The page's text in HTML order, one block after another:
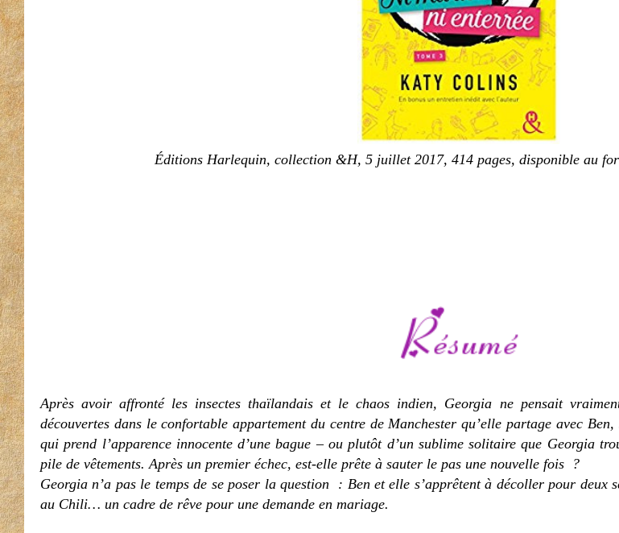
Éditions Harlequin, collection &H, 5 juillet 2017, 414 pages, disponible au
Après avoir affronté les insectes thaïlandais et le chaos indien, Georgia ne pensait
découvertes dans le confortable appartement du centre de Manchester qu’elle partage avec
qui prend l’apparence innocente d’une bague – ou plutôt d’un sublime solitaire que Georgia
pile de vêtements. Après un premier échec, est-elle prête à sauter le pas une nouvelle fois ?
Georgia n’a pas le temps de se poser la question : Ben et elle s’apprêtent à décoller pour deux
au Chili… un cadre de rêve pour une demande en mariage.